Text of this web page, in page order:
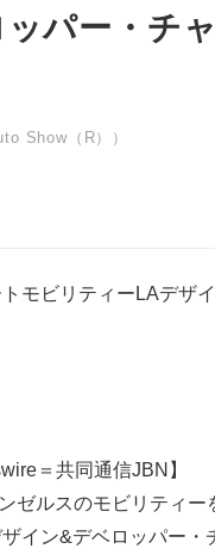
パー・チ
Show（R））
モビリティーLAデザ
＝共同通信JBN】
ゼルスのモビリティ
イン&デベロッパー